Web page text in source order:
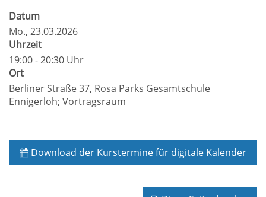
Datum
Mo., 23.03.2026
Uhrzeit
19:00 - 20:30 Uhr
Ort
Berliner Straße 37, Rosa Parks Gesamtschule
Ennigerloh; Vortragsraum
Download der Kurstermine für digitale Kalender